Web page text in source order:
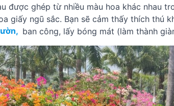
được ghép từ nhiều màu hoa khác nhau
giấy ngũ sắc. Bạn sẽ cảm thấy thích thú
ban công, lấy bóng mát (làm thành